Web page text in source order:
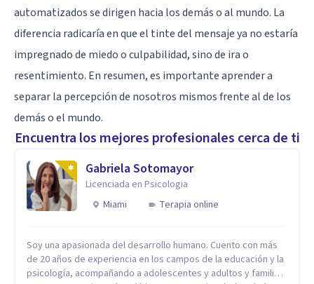
automatizados se dirigen hacia los demás o al mundo. La
diferencia radicaría en que el tinte del mensaje ya no estaría
impregnado de miedo o culpabilidad, sino de ira o
resentimiento. En resumen, es importante aprender a
separar la percepción de nosotros mismos frente al de los
demás o el mundo.
Encuentra los mejores profesionales cerca de ti
Gabriela Sotomayor
Licenciada en Psicologia
Miami
Terapia online
Soy una apasionada del desarrollo humano. Cuento con más
de 20 años de experiencia en los campos de la educación y la
psicología, acompañando a adolescentes y adultos y familias